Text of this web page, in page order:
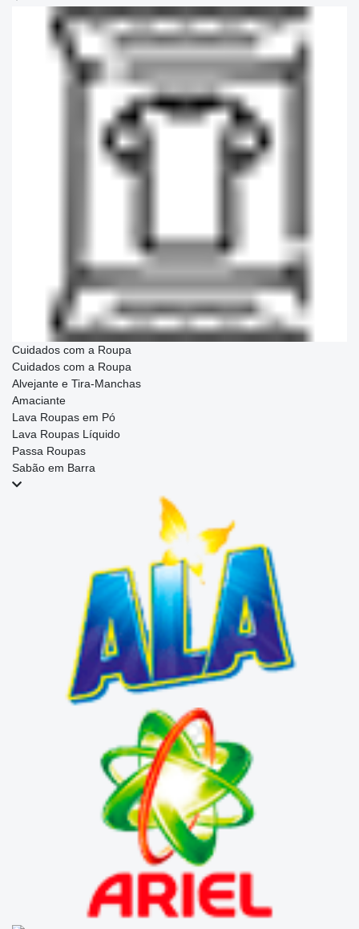
Cuidados com a Roupa
Cuidados com a Roupa
Alvejante e Tira-Manchas
Amaciante
Lava Roupas em Pó
Lava Roupas Líquido
Passa Roupas
Sabão em Barra